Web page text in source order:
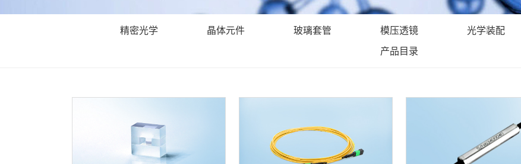
精密光学 晶体元件 玻璃套管 模压透镜 光学装配
产品目录